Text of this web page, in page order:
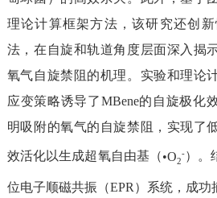
理论计算框架方法，该研究还创
法，在自旋和轨道角度层面深入揭
氧气自旋禁阻的机理。 实验和理论
应变策略诱导了MBene的自旋极化
明吸附的氧气的自旋禁阻，实现了
效活化以生成超氧自由基（•O2
-） 。
位电子顺磁共振 （EPR ） 系统， 成功